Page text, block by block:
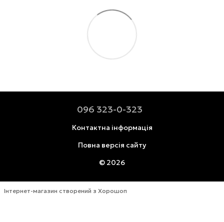
096 323-0-323
Контактна інформація
Повна версія сайту
© 2026
Інтернет-магазин створений з Хорошоп